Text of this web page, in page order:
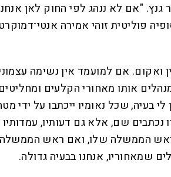
"אם לא ננהג לפי החוק לאן
פוליטית זוהי אמירה
ואקום. אם למועמד אין נשימה
אותו מאחורי הקלעים ומחליטים
בעיה, שכל נאומיו ייכתבו על ידי
שם, אלא גם דעותיו, עמדותיו
ראש הממשלה שלו, ואם ראש הממשלה
שמאחוריו, אנחנו בבעיה גדולה.